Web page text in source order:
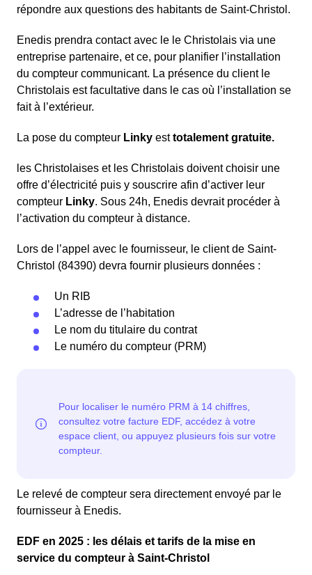
répondre aux questions des habitants de Saint-Christol.
Enedis prendra contact avec le le Christolais via une
entreprise partenaire, et ce, pour planifier l’installation
du compteur communicant. La présence du client le
Christolais est facultative dans le cas où l’installation se
fait à l’extérieur.
La pose du compteur Linky esttotalement gratuite.
les Christolaises et les Christolais doivent choisir une
offre d’électricité puis y souscrire afin d’activer leur
compteur Linky. Sous 24h, Enedis devrait procéder à
l’activation du compteur à distance.
Lors de l’appel avec le fournisseur, le client de Saint-
Christol (84390) devra fournir plusieurs données :
Un RIB
L’adresse de l’habitation
Le nom du titulaire du contrat
Le numéro du compteur (PRM)
Le relevé de compteur sera directement envoyé par le
fournisseur à Enedis.
EDF en 2025 : les délais et tarifs de la mise en
service du compteur à Saint-Christol